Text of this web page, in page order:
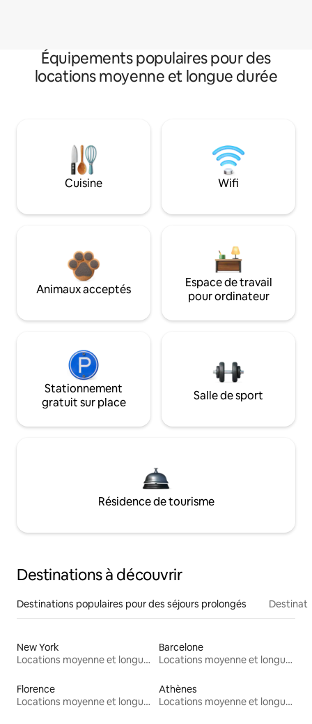
Équipements populaires pour des
locations moyenne et longue durée
Cuisine Wifi
Animaux acceptés
Espace de travail
pour ordinateur
Stationnement
gratuit sur place
Salle de sport
Résidence de tourisme
Destinations à découvrir
Destinations populaires pour des séjours prolongés
New York
Locations moyenne et longue durée
Barcelone
Locations moyenne et longue durée
Florence
Locations moyenne et longue durée
Athènes
Locations moyenne et longue durée